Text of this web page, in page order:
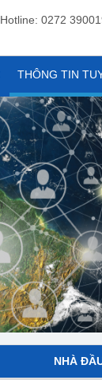
Hotline: 0272
THÔNG TIN
NHÀ